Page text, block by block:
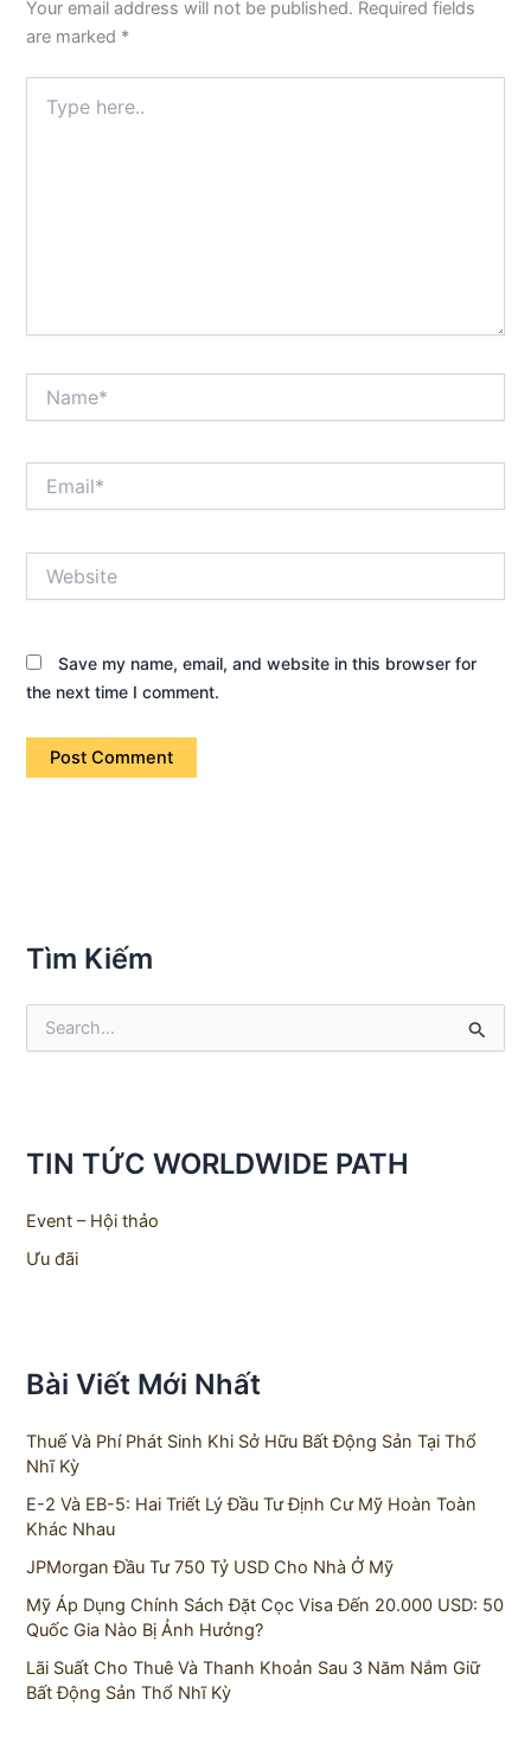
Your email address will not be published. Required fields
are marked *
here..
Save my name, email, and website in this browser for
the next time I comment.
Tìm Kiếm
e
r
TIN TỨC WORLDWIDE PATH
Event – Hội thảo
Ưu đãi
Bài Viết Mới Nhất
Thuế Và Phí Phát Sinh Khi Sở Hữu Bất Động Sản Tại Thổ
Nhĩ Kỳ
E-2 Và EB-5: Hai Triết Lý Đầu Tư Định Cư Mỹ Hoàn Toàn
Khác Nhau
JPMorgan Đầu Tư 750 Tỷ USD Cho Nhà Ở Mỹ
Mỹ Áp Dụng Chính Sách Đặt Cọc Visa Đến 20.000 USD: 50
Quốc Gia Nào Bị Ảnh Hưởng?
Lãi Suất Cho Thuê Và Thanh Khoản Sau 3 Năm Nắm Giữ
Bất Động Sản Thổ Nhĩ Kỳ